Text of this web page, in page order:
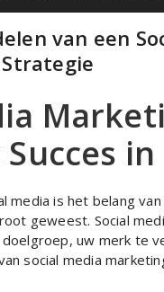
van een
media is het belang
geweest. Social
uw merk te
social media